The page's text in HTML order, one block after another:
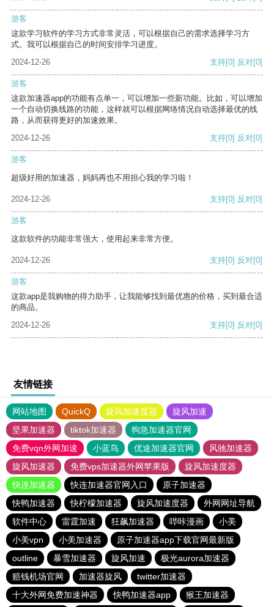
游客
这款学习软件的学习方式非常灵活，可以根据自己的需求选择学习方
式。我可以根据自己的时间安排学习进度。
2024-12-26
支持[0] 反对[0]
游客
这款加速器app的功能有点单一，可以增加一些新功能。比如，可以增加
一个自动切换线路的功能，这样就可以根据网络情况自动选择最优的线
路，从而获得更好的加速效果。
2024-12-26
支持[0] 反对[0]
游客
超级好用的加速器，妈妈再也不用担心我的学习啦！
2024-12-26 支持[0] 反对[0]
游客
这款软件的功能非常强大，使用起来非常方便。
2024-12-26 支持[0] 反对[0]
游客
这款app是我购物的得力助手，让我能够找到最优惠的价格，买到最合适
的商品。
2024-12-26
支持[0] 反对[0]
友情链接
网站地图 QuickQ 旋风加速度器
旋风加速
坚果加速器
tiktok加速器
狗急加速器官网
免费vqn外网加速
小蓝鸟 优途加速器官网
风驰加速器
旋风加速器
免费vps加速器外网苹果版
旋风加速度器
快连加速器
快连加速器官网入口
原子加速器
快鸭加速器
快柠檬加速器 旋风加速度器
外网网址导航
软件中心
雷霆加速 狂飙加速器 哔咔漫画
小美
小美vpn
小美加速器
原子加速器app下载官网最新版
outline
暴雪加速器 旋风加速
极光aurora加速器
赔钱机场官网
加速器旋风
twitter加速器
十大外网免费加速神器
快鸭加速器app 猴王加速器